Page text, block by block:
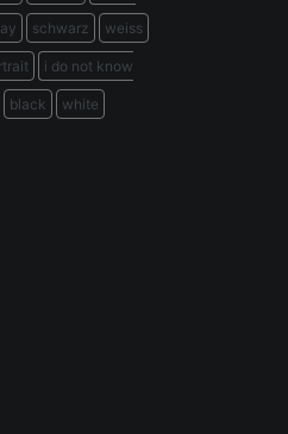
schwarz weiss
i do not know
black white